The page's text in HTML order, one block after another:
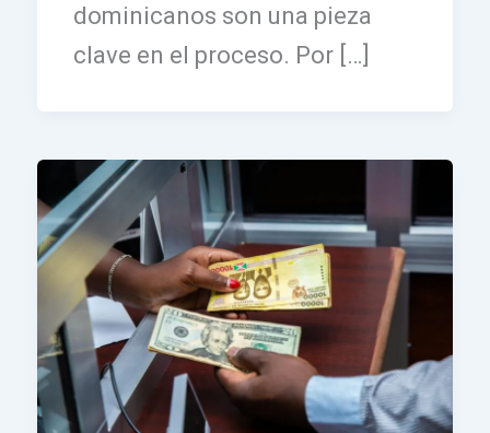
dominicanos son una pieza
clave en el proceso. Por […]